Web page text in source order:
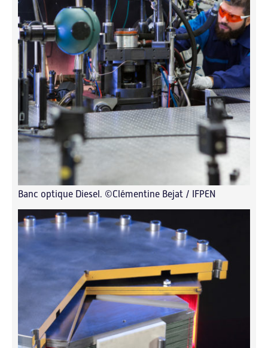
Banc optique Diesel. ©Clémentine Bejat / IFPEN